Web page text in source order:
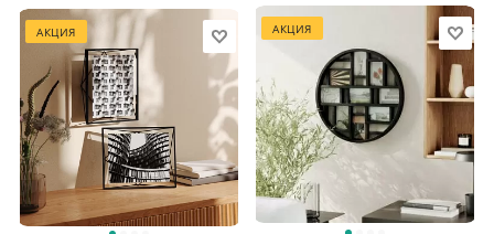
АКЦИЯ АКЦИЯ